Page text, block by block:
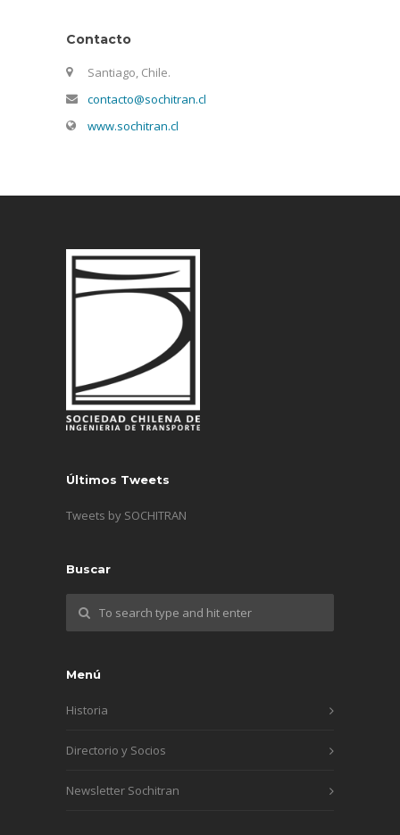
Contacto
Santiago, Chile.
contacto@sochitran.cl
www.sochitran.cl
Últimos Tweets
Tweets by SOCHITRAN
Buscar
Menú
Historia
Directorio y Socios
Newsletter Sochitran